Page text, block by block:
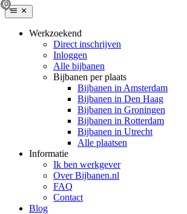
Werkzoekend
Direct inschrijven
Inloggen
Alle bijbanen
Bijbanen per plaats
Bijbanen in Amsterdam
Bijbanen in Den Haag
Bijbanen in Groningen
Bijbanen in Rotterdam
Bijbanen in Utrecht
Alle plaatsen
Informatie
Ik ben werkgever
Over Bijbanen.nl
FAQ
Contact
Blog